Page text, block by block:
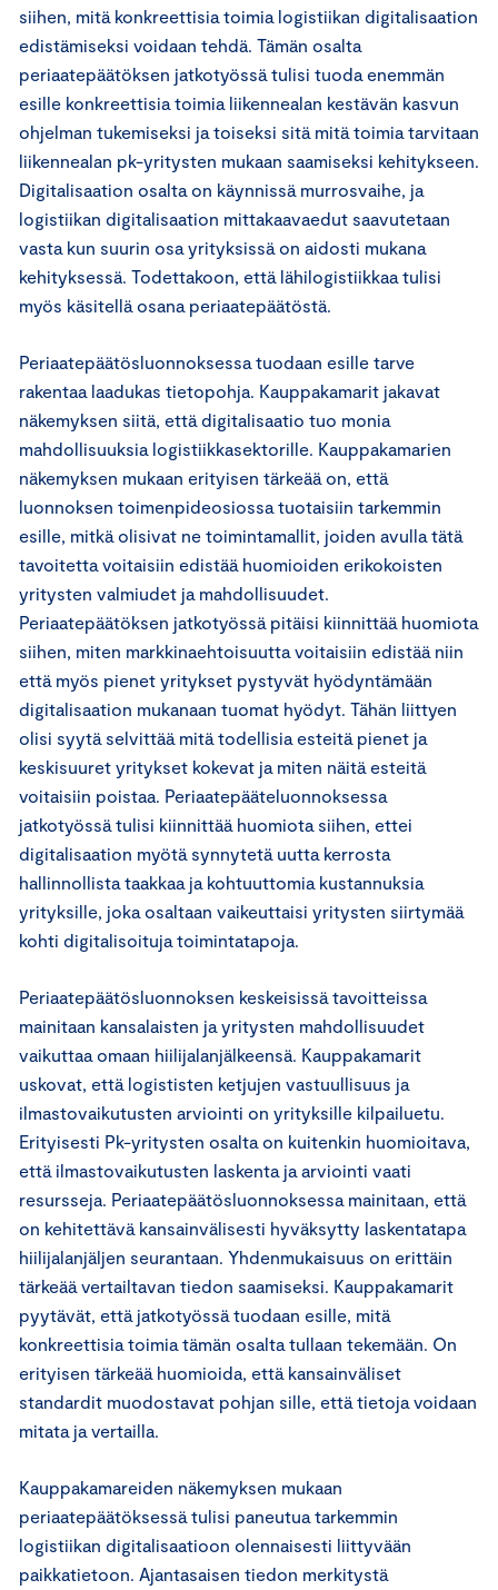
siihen, mitä konkreettisia toimia logistiikan digitalisaation
edistämiseksi voidaan tehdä. Tämän osalta
periaatepäätöksen jatkotyössä tulisi tuoda enemmän
esille konkreettisia toimia liikennealan kestävän kasvun
ohjelman tukemiseksi ja toiseksi sitä mitä toimia tarvitaan
liikennealan pk-yritysten mukaan saamiseksi kehitykseen.
Digitalisaation osalta on käynnissä murrosvaihe, ja
logistiikan digitalisaation mittakaavaedut saavutetaan
vasta kun suurin osa yrityksissä on aidosti mukana
kehityksessä. Todettakoon, että lähilogistiikkaa tulisi
myös käsitellä osana periaatepäätöstä.
Periaatepäätösluonnoksessa tuodaan esille tarve
rakentaa laadukas tietopohja. Kauppakamarit jakavat
näkemyksen siitä, että digitalisaatio tuo monia
mahdollisuuksia logistiikkasektorille. Kauppakamarien
näkemyksen mukaan erityisen tärkeää on, että
luonnoksen toimenpideosiossa tuotaisiin tarkemmin
esille, mitkä olisivat ne toimintamallit, joiden avulla tätä
tavoitetta voitaisiin edistää huomioiden erikokoisten
yritysten valmiudet ja mahdollisuudet.
Periaatepäätöksen jatkotyössä pitäisi kiinnittää huomiota
siihen, miten markkinaehtoisuutta voitaisiin edistää niin
että myös pienet yritykset pystyvät hyödyntämään
digitalisaation mukanaan tuomat hyödyt. Tähän liittyen
olisi syytä selvittää mitä todellisia esteitä pienet ja
keskisuuret yritykset kokevat ja miten näitä esteitä
voitaisiin poistaa. Periaatepääteluonnoksessa
jatkotyössä tulisi kiinnittää huomiota siihen, ettei
digitalisaation myötä synnytetä uutta kerrosta
hallinnollista taakkaa ja kohtuuttomia kustannuksia
yrityksille, joka osaltaan vaikeuttaisi yritysten siirtymää
kohti digitalisoituja toimintatapoja.
Periaatepäätösluonnoksen keskeisissä tavoitteissa
mainitaan kansalaisten ja yritysten mahdollisuudet
vaikuttaa omaan hiilijalanjälkeensä. Kauppakamarit
uskovat, että logististen ketjujen vastuullisuus ja
ilmastovaikutusten arviointi on yrityksille kilpailuetu.
Erityisesti Pk-yritysten osalta on kuitenkin huomioitava,
että ilmastovaikutusten laskenta ja arviointi vaati
resursseja. Periaatepäätösluonnoksessa mainitaan, että
on kehitettävä kansainvälisesti hyväksytty laskentatapa
hiilijalanjäljen seurantaan. Yhdenmukaisuus on erittäin
tärkeää vertailtavan tiedon saamiseksi. Kauppakamarit
pyytävät, että jatkotyössä tuodaan esille, mitä
konkreettisia toimia tämän osalta tullaan tekemään. On
erityisen tärkeää huomioida, että kansainväliset
standardit muodostavat pohjan sille, että tietoja voidaan
mitata ja vertailla.
Kauppakamareiden näkemyksen mukaan
periaatepäätöksessä tulisi paneutua tarkemmin
logistiikan digitalisaatioon olennaisesti liittyvään
paikkatietoon. Ajantasaisen tiedon merkitystä